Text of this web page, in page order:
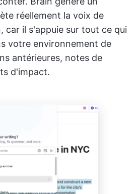
réellement la voix de
car il s'appuie sur tout ce qui
votre environnement de
antérieures, notes de
d'impact.